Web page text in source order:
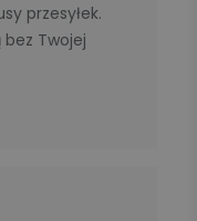
przesyłek.
bez Twojej